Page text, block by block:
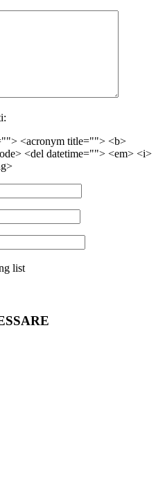
<acronym title=""> <b>
<del datetime=""> <em> <i>
list